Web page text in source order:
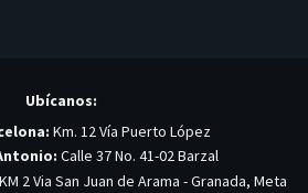
Ubícanos:
Km. 12 Vía Puerto López
Calle 37 No. 41-02 Barzal
KM 2 Via San Juan de Arama - Granada, Meta